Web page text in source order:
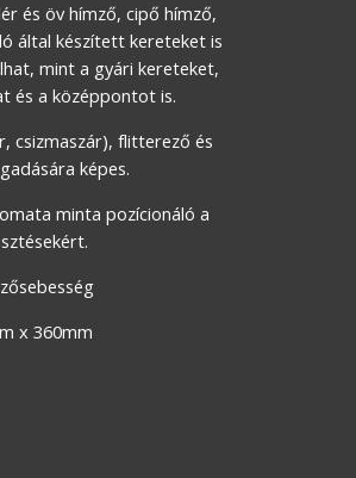
és öv hímző, cipő hímző,
által készített kereteket is
mint a gyári kereteket,
és a középpontot is.
csizmaszár), flitterező és
képes.
minta pozícionáló a
x 360mm